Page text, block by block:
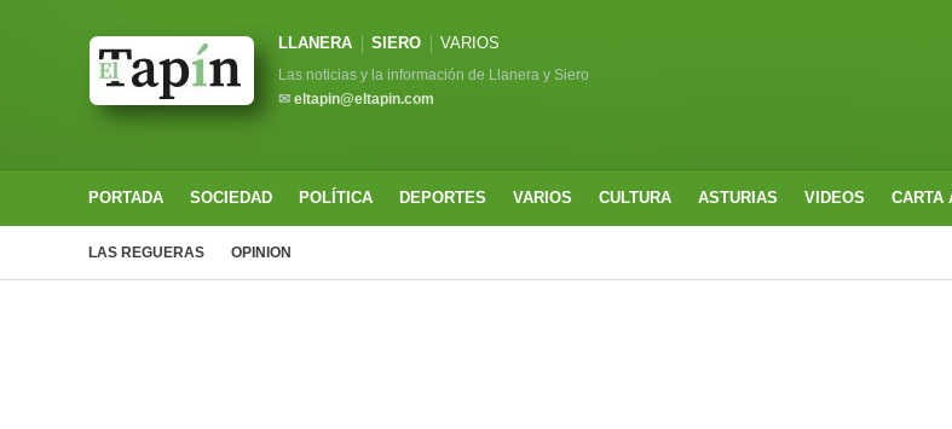
LLANERA SIERO VARIOS
Las noticias y la información de Llanera y Siero
✉ eltapin@eltapin.com
PORTADA SOCIEDAD POLÍTICA DEPORTES VARIOS CULTURA ASTURIAS VIDEOS CARTA
LAS REGUERAS OPINION